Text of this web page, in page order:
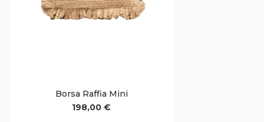
Borsa Raffia Mini
198,00 €